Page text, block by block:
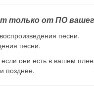
только от ПО
песни.
песни.
они есть в вашем
позднее.